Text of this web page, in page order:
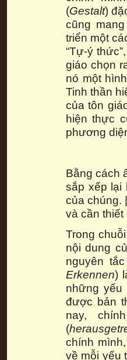
(Gestalt)
cũng
triển một
“Tự-ý
giáo chọn
nó một
Tinh thần
của tôn
hiện thực
phương
Bằng cách
sắp xếp lại
của chúng.
và cần
Trong
nội dung
nguyên
Erkennen)
những
được bản
nay,
(
chính
về mỗi yếu